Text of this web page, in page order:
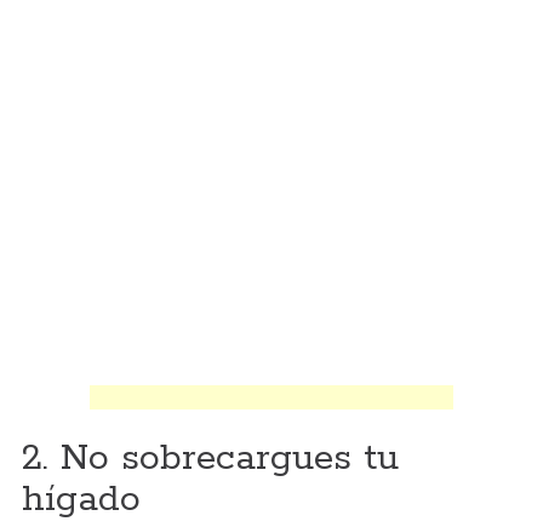
2. No sobrecargues tu
hígado